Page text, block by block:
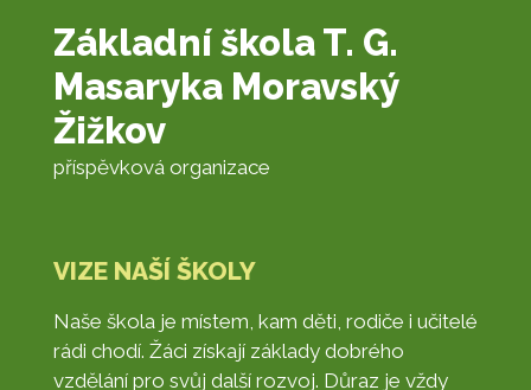
Základní škola T. G.
Masaryka Moravský
Žižkov
příspěvková organizace
VIZE NAŠÍ ŠKOLY
Naše škola je místem, kam děti, rodiče i učitelé
rádi chodí. Žáci získají základy dobrého
vzdělání pro svůj další rozvoj. Důraz je vždy